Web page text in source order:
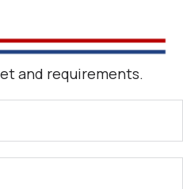
and requirements.